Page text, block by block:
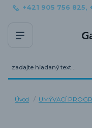
+421 905 756 825,
Úvod UMÝVACÍ